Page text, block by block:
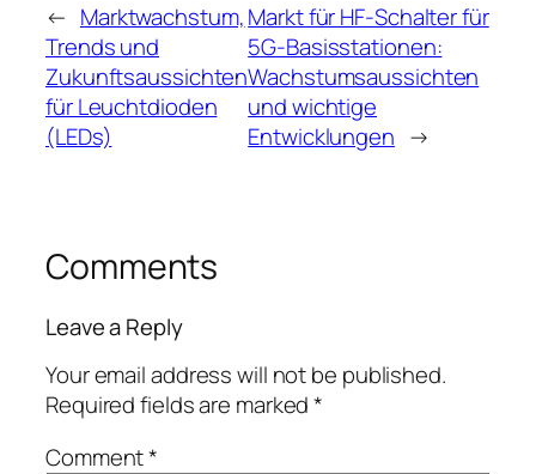
← Marktwachstum,
Trends und
Zukunftsaussichten
für Leuchtdioden
(LEDs)
Markt für HF-Schalter für
5G-Basisstationen:
Wachstumsaussichten
und wichtige
Entwicklungen →
Comments
Leave a Reply
Your email address will not be published.
Required fields are marked*
Comment*